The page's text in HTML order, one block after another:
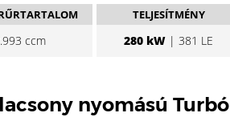
ccm
TELJESÍTMÉNY
280 kW | 381 LE
nyomású Turbó